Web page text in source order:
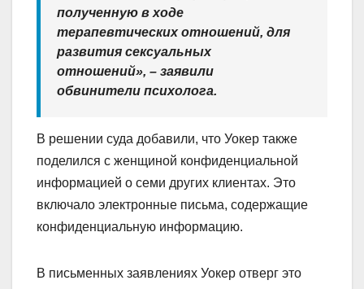
полученную в ходе
терапевтических отношений, для
развития сексуальных
отношений», – заявили
обвинители психолога.
В решении суда добавили, что Уокер также
поделился с женщиной конфиденциальной
информацией о семи других клиентах. Это
включало электронные письма, содержащие
конфиденциальную информацию.
В письменных заявлениях Уокер отверг это